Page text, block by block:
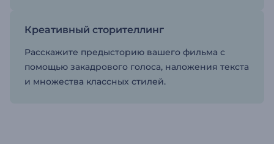
Креативный сторителлинг
Расскажите предысторию вашего фильма с
помощью закадрового голоса, наложения текста
и множества классных стилей.